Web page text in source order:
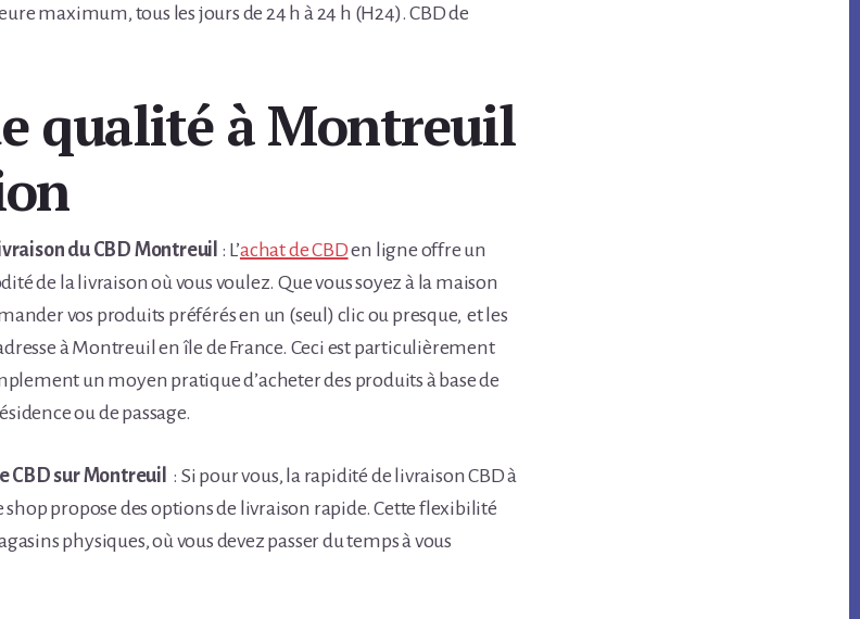
maximum, tous les jours de 24 h à 24 h (H24). CBD de
qualité à Montreuil
du CBD Montreuil : L’achat de CBDen ligne offre un
de la livraison où vous voulez. Que vous soyez à la maison
vos produits préférés en un (seul) clic ou presque, et les
à Montreuil en île de France. Ceci est particulièrement
un moyen pratique d’acheter des produits à base de
ou de passage.
CBD sur Montreuil : Si pour vous, la rapidité de livraison CBD à
propose des options de livraison rapide. Cette flexibilité
physiques, où vous devez passer du temps à vous